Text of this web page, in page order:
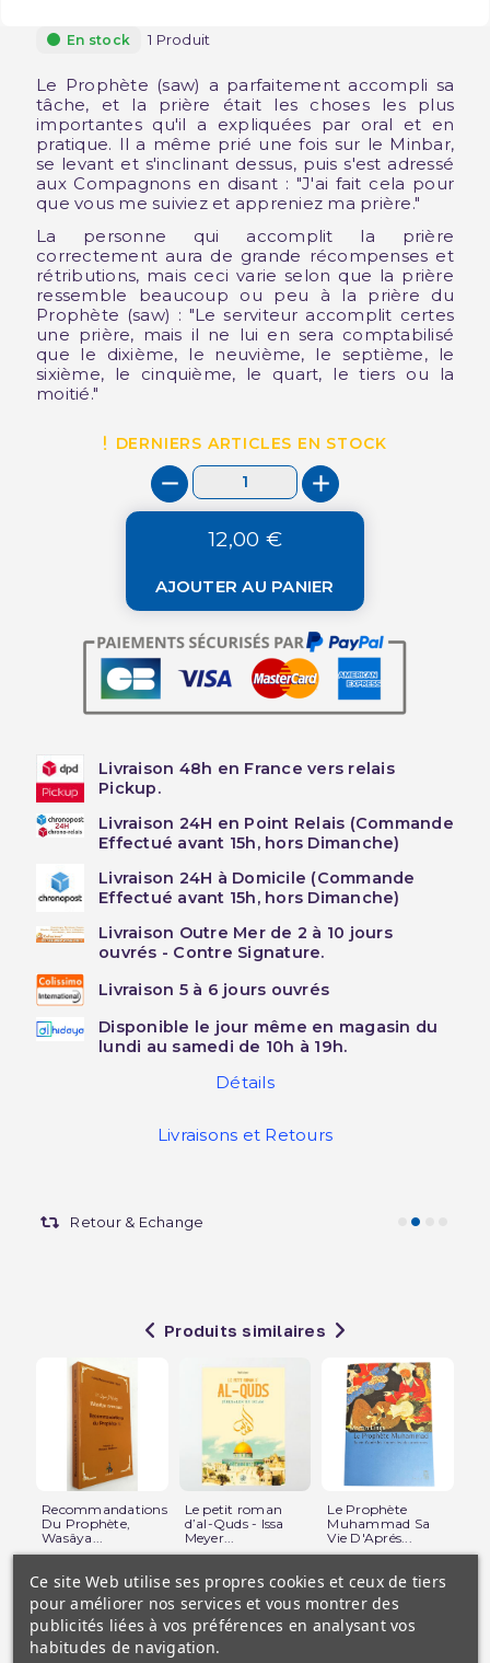
En stock 1 Produit
Le Prophète (saw) a parfaitement accompli sa
tâche, et la prière était les choses les plus
importantes qu'il a expliquées par oral et en
pratique. Il a même prié une fois sur le Minbar,
se levant et s'inclinant dessus, puis s'est adressé
aux Compagnons en disant : "J'ai fait cela pour
que vous me suiviez et appreniez ma prière."
La personne qui accomplit la prière
correctement aura de grande récompenses et
rétributions, mais ceci varie selon que la prière
ressemble beaucoup ou peu à la prière du
Prophète (saw) : "Le serviteur accomplit certes
une prière, mais il ne lui en sera comptabilisé
que le dixième, le neuvième, le septième, le
sixième, le cinquième, le quart, le tiers ou la
moitié."
DERNIERS ARTICLES EN STOCK
12,00 €
AJOUTER AU PANIER
Livraison 48h en France vers relais
Pickup.
Livraison 24H en Point Relais (Commande
Effectué avant 15h, hors Dimanche)
Livraison 24H à Domicile (Commande
Effectué avant 15h, hors Dimanche)
Livraison Outre Mer de 2 à 10 jours
ouvrés - Contre Signature.
Livraison 5 à 6 jours ouvrés
Disponible le jour même en magasin du
lundi au samedi de 10h à 19h.
Détails
Livraisons et Retours
Retour & Echange
Produits similaires
Recommandations
Du Prophète,
Wasâya...
Le petit roman
d’al-Quds - Issa
Meyer...
Le Prophète
Muhammad Sa
Vie D'Aprés...
Ce site Web utilise ses propres cookies et ceux de tiers
pour améliorer nos services et vous montrer des
publicités liées à vos préférences en analysant vos
habitudes de navigation.